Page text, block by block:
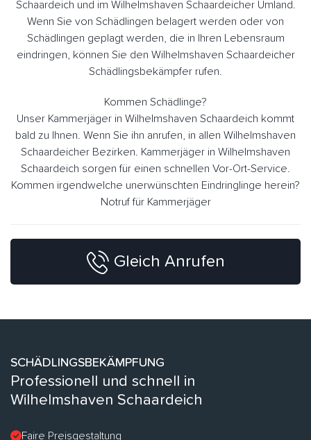
Schaardeich und im Wilhelmshaven Schaardeicher Umland.
Wenn Sie von Schädlingen belagert werden oder von
Schädlingen geplagt werden, die in Ihren Lebensraum
eindringen, können Sie den Wilhelmshaven Schaardeicher
Schädlingsbekämpfer rufen.
Kommen Schädlinge?
Unser Kammerjäger in Wilhelmshaven Schaardeich kommt
bald zu Ihnen. Wenn Sie ihn anrufen, in allen Wilhelmshaven
Schaardeicher Bezirken. Kammerjäger in Wilhelmshaven
Schaardeich sorgen für einen schnellen Vor-Ort-Service.
Kommen irgendwelche unerwünschten Eindringlinge herein?
Notruf für Kammerjäger
Gleich Anrufen
SCHÄDLINGSBEKÄMPFUNG
Professionell und schnell in
Wilhelmshaven Schaardeich
Faire Preisgestaltung